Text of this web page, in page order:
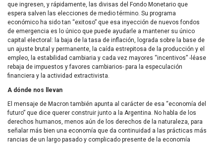
que ingresen, y rápidamente, las divisas del Fondo Monetario que
espera salven las elecciones de medio término. Su programa
económico ha sido tan “exitoso” que esa inyección de nuevos fondos
de emergencia es lo único que puede ayudarle a mantener su único
capital electoral: la baja de la tasa de inflación, lograda sobre la base de
un ajuste brutal y permanente, la caída estrepitosa de la producción y el
empleo, la estabilidad cambiaria y cada vez mayores “incentivos” -léase
rebaja de impuestos y favores cambiarios- para la especulación
financiera y la actividad extractivista.
A dónde nos llevan
El mensaje de Macron también apunta al carácter de esa “economía del
futuro” que dice querer construir junto a la Argentina. No habla de los
derechos humanos, menos aún de los derechos de la naturaleza, para
señalar más bien una economía que da continuidad a las prácticas más
rancias de un largo pasado y complicado presente de la economía